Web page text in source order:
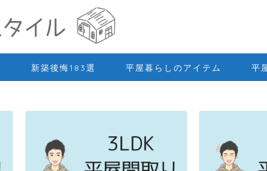
新築後悔183選 平屋暮らしのアイテム 平